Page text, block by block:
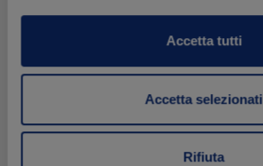
Accetta tutti
Accetta selezionati
Rifiuta